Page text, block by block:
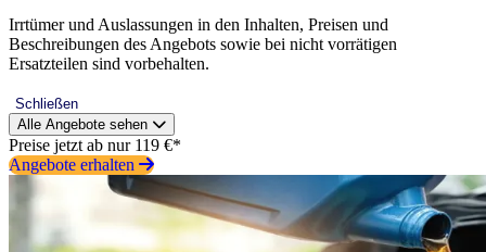
Irrtümer und Auslassungen in den Inhalten, Preisen und
Beschreibungen des Angebots sowie bei nicht vorrätigen
Ersatzteilen sind vorbehalten.
Schließen
Alle Angebote sehen
Preise jetzt ab nur 119 €*
Angebote erhalten